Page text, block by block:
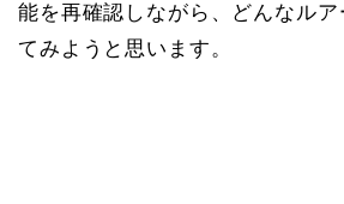
能を再確認しながら、どんなルア
てみようと思います。